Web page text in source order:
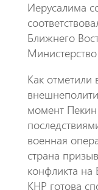
Иерусалима
Ближнего
Как отметили
момент Пекин
военная
страна
конфликта
КНР готова